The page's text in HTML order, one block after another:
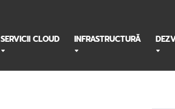
SERVICII CLOUD INFRASTRUCTURĂ